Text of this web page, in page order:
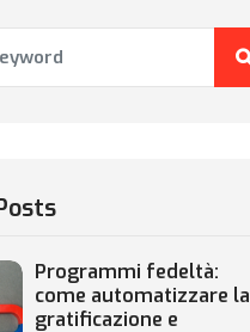
Programmi fedeltà:
come automatizzare la
gratificazione e